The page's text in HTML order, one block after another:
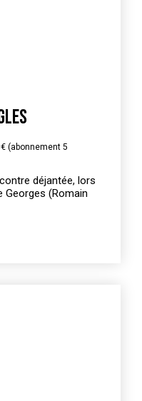
(abonnement 5
déjantée, lors
Georges (Romain